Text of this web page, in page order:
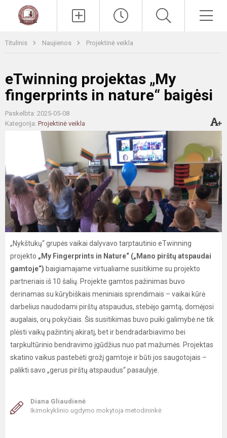
Titulinis Naujienos Projektinė veikla
eTwinning projektas „My
fingerprints in nature“ baigėsi
Paskelbta: 2025-05-08
Kategorija: Projektinė veikla
„Nykštukų“ grupės vaikai dalyvavo tarptautinio eTwinning
projekto „My Fingerprints in Nature“ („Mano pirštų atspaudai
gamtoje“) baigiamajame virtualiame susitikime su projekto
partneriais iš 10 šalių. Projekte gamtos pažinimas buvo
derinamas su kūrybiškais meniniais sprendimais – vaikai kūrė
darbelius naudodami pirštų atspaudus, stebėjo gamtą, domėjosi
augalais, orų pokyčiais. Šis susitikimas buvo puiki galimybė ne tik
plėsti vaikų pažintinį akiratį, bet ir bendradarbiavimo bei
tarpkultūrinio bendravimo įgūdžius nuo pat mažumės. Projektas
skatino vaikus pastebėti grožį gamtoje ir būti jos saugotojais –
palikti savo „gerus pirštų atspaudus“ pasaulyje.
Diana Gliaudienė
Ikimokyklinio ugdymo mokytoja metodininkė